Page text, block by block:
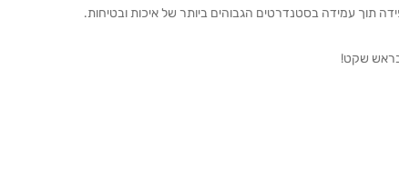
תוך עמידה בסטנדרטים הגבוהים ביותר של איכות ובטיחות.
בראש שקט!